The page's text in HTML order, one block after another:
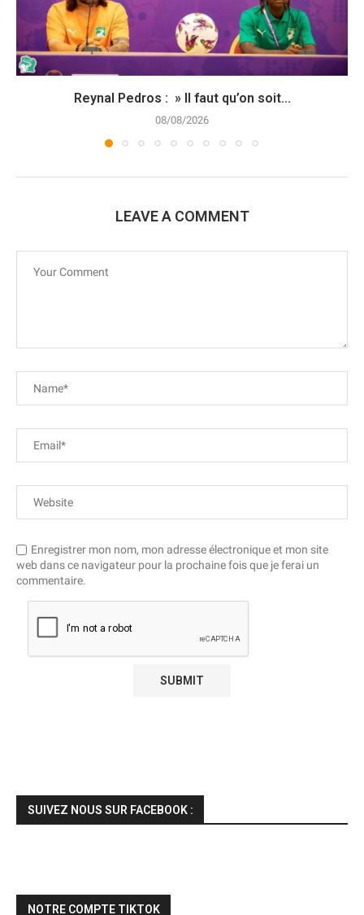
Reynal Pedros : » Il faut qu’on soit...
08/08/2026
LEAVE A COMMENT
Enregistrer mon nom, mon adresse électronique et mon site
web dans ce navigateur pour la prochaine fois que je ferai un
commentaire.
SUIVEZ NOUS SUR FACEBOOK :
NOTRE COMPTE TIKTOK